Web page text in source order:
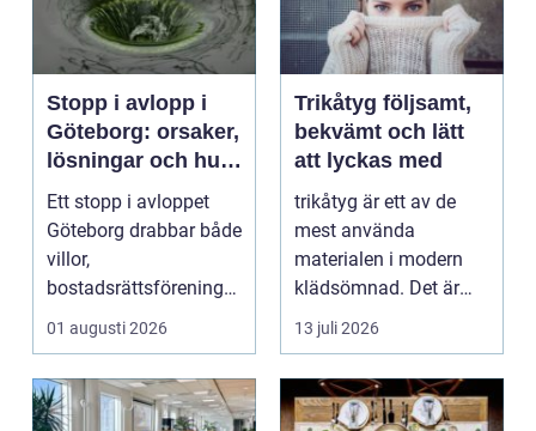
Stopp i avlopp i
Göteborg: orsaker,
lösningar och hur
problem kan
undvikas
Ett stopp i avloppet
Göteborg drabbar både
villor,
bostadsrättsföreningar
och h...
01 augusti 2026
Trikåtyg följsamt,
bekvämt och lätt
att lyckas med
trikåtyg är ett av de
mest använda
materialen i modern
klädsömnad. Det är
mjukt, elastiskt och
formb...
13 juli 2026